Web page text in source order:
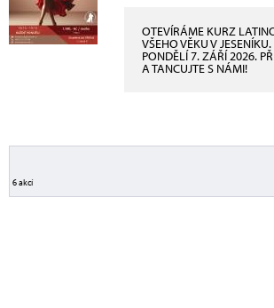
OTEVÍRÁME KURZ
VŠEHO VĚKU V
PONDĚLÍ 7. ZÁŘÍ 2026.
A TANCUJTE S NÁMI!
6 akcí